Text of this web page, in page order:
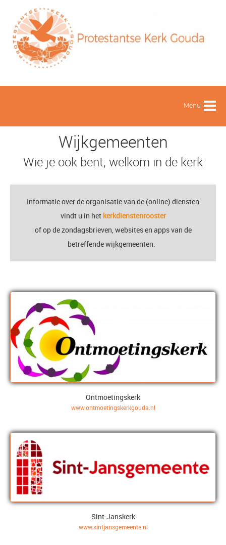
Menu
Wijkgemeenten
Wie je ook bent, welkom in de kerk
Informatie over de organisatie van de (online) diensten
vindt u in het kerkdienstenrooster
of op de zondagsbrieven, websites en apps van de
betreffende wijkgemeenten.
Ontmoetingskerk
www.ontmoetingskerkgouda.nl
Sint-Janskerk
www.sintjansgemeente.nl